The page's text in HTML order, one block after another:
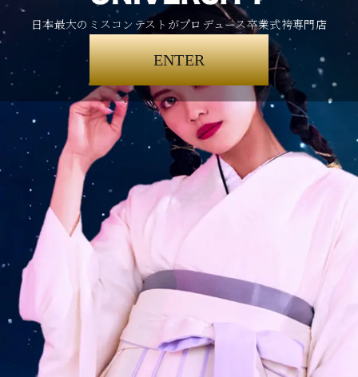
日本最大のミスコンテストがプロデュース卒業式袴専門店
ENTER